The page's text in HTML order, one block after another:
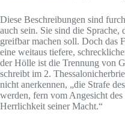
Diese Beschreibungen sind
auch sein. Sie sind die Sprache,
greifbar machen soll. Doch das
eine weitaus tiefere,
der Hölle ist die Trennung von
schreibt im 2.
nicht anerkennen, „die Strafe
werden, fern vom Angesicht
Herrlichkeit seiner Macht.“